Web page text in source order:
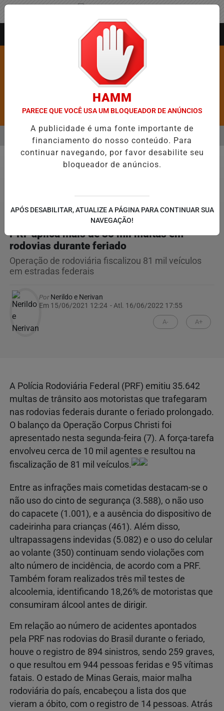
Pesquisar Notícia
5,1 MIL NOVAS VAGAS DO ALUGUEL SOCIAL EM 40 MUNICÍPIOS
EM ALTA
José Cruz / Agência Brasil
PRF aplica mais de 35 mil multas em
rodovias durante feriado
Operação de rodoviária fiscalizou 81 mil veículos
em estradas federais
PorNerildo e Nerivan
Em 15/06/2021 12:24 - Atl. 16/06/2022 17:55
A- A+
A Polícia Rodoviária Federal (PRF) emitiu 35.642
multas de trânsito aos motoristas que trafegaram
nas rodovias federais durante o feriado prolongado.
O balanço da Operação Corpus Christi foi
apresentado nesta segunda-feira (7). A força-tarefa
envolveu cerca de 10 mil agentes e resultou na
fiscalização de 81 mil veículos.
Entre as infrações mais cometidas destacam-se o
não uso do cinto de segurança (3.588), o não uso
do capacete (1.001), e a ausência do dispositivo de
cadeirinha para crianças (461). Além disso,
ultrapassagens indevidas (5.082) e o uso do celular
ao volante (350) continuam sendo violações com
alto número de incidência, de acordo com a PRF.
Também foram realizados três mil testes de
alcoolemia, identificando 18,26% de motoristas que
consumiram álcool antes de dirigir.
Em relação ao número de acidentes apontados
pela PRF nas rodovias do Brasil durante o feriado,
houve o registro de 894 sinistros, sendo 259 graves,
o que resultou em 944 pessoas feridas e 95 vítimas
fatais. O estado de Minas Gerais, maior malha
rodoviária do país, encabeçou a lista dos que
vieram a óbito, com o registro de 14 pessoas. Atrás
HAMM
PARECE QUE VOCÊ USA UM BLOQUEADOR DE ANÚNCIOS
A publicidade é uma fonte importante de
financiamento do nosso conteúdo. Para
continuar navegando, por favor desabilite seu
bloqueador de anúncios.
APÓS DESABILITAR, ATUALIZE A PÁGINA PARA CONTINUAR SUA
NAVEGAÇÃO!